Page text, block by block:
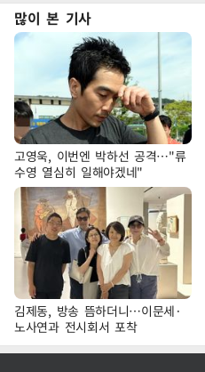
많이 본 기사
고영욱, 이번엔 박하선 공격…"류
수영 열심히 일해야겠네"
김제동, 방송 뜸하더니…이문세·
노사연과 전시회서 포착